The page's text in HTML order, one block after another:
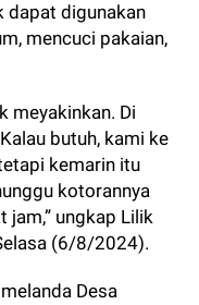
dapat digunakan
mencuci pakaian,
meyakinkan. Di
butuh, kami ke
kemarin itu
kotorannya
jam,” ungkap Lilik
(6/8/2024).
Desa